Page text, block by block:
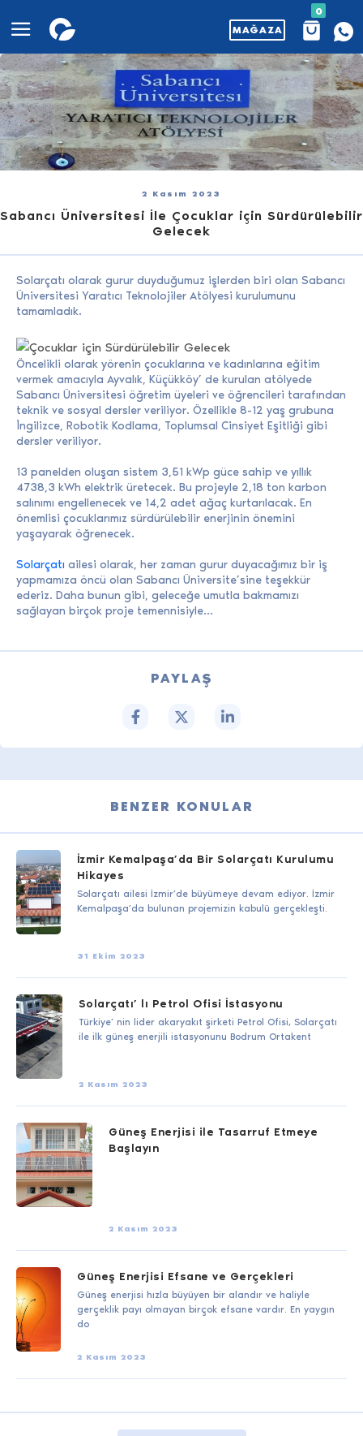
MAĞAZA
0
2 Kasım 2023
Sabancı Üniversitesi İle Çocuklar için Sürdürülebilir
Gelecek
Solarçatı olarak gurur duyduğumuz işlerden biri olan Sabancı
Üniversitesi Yaratıcı Teknolojiler Atölyesi kurulumunu
tamamladık.
Öncelikli olarak yörenin çocuklarına ve kadınlarına eğitim
vermek amacıyla Ayvalık, Küçükköy’ de kurulan atölyede
Sabancı Üniversitesi öğretim üyeleri ve öğrencileri tarafından
teknik ve sosyal dersler veriliyor. Özellikle 8-12 yaş grubuna
İngilizce, Robotik Kodlama, Toplumsal Cinsiyet Eşitliği gibi
dersler veriliyor.
13 panelden oluşan sistem 3,51 kWp güce sahip ve yıllık
4738,3 kWh elektrik üretecek. Bu projeyle 2,18 ton karbon
salınımı engellenecek ve 14,2 adet ağaç kurtarılacak. En
önemlisi çocuklarımız sürdürülebilir enerjinin önemini
yaşayarak öğrenecek.
Solarçatı ailesi olarak, her zaman gurur duyacağımız bir iş
yapmamıza öncü olan Sabancı Üniversite’sine teşekkür
ederiz. Daha bunun gibi, geleceğe umutla bakmamızı
sağlayan birçok proje temennisiyle…
PAYLAŞ
BENZER KONULAR
İzmir Kemalpaşa’da Bir Solarçatı Kurulumu
Hikayes
Solarçatı ailesi İzmir’de büyümeye devam ediyor. İzmir
Kemalpaşa’da bulunan projemizin kabulü gerçekleşti.
31 Ekim 2023
Solarçatı’ lı Petrol Ofisi İstasyonu
Türkiye’ nin lider akaryakıt şirketi Petrol Ofisi, Solarçatı
ile ilk güneş enerjili istasyonunu Bodrum Ortakent
2 Kasım 2023
Güneş Enerjisi ile Tasarruf Etmeye
Başlayın
2 Kasım 2023
Güneş Enerjisi Efsane ve Gerçekleri
Güneş enerjisi hızla büyüyen bir alandır ve haliyle
gerçeklik payı olmayan birçok efsane vardır. En yaygın
do
2 Kasım 2023